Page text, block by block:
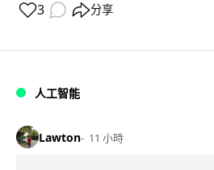
3 分享
人工智能
Lawton 11 小時